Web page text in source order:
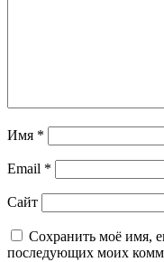
Имя *
Email *
Сайт
Сохранить моё имя,
последующих моих